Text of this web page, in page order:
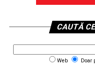
CAUTĂ
Web Doar